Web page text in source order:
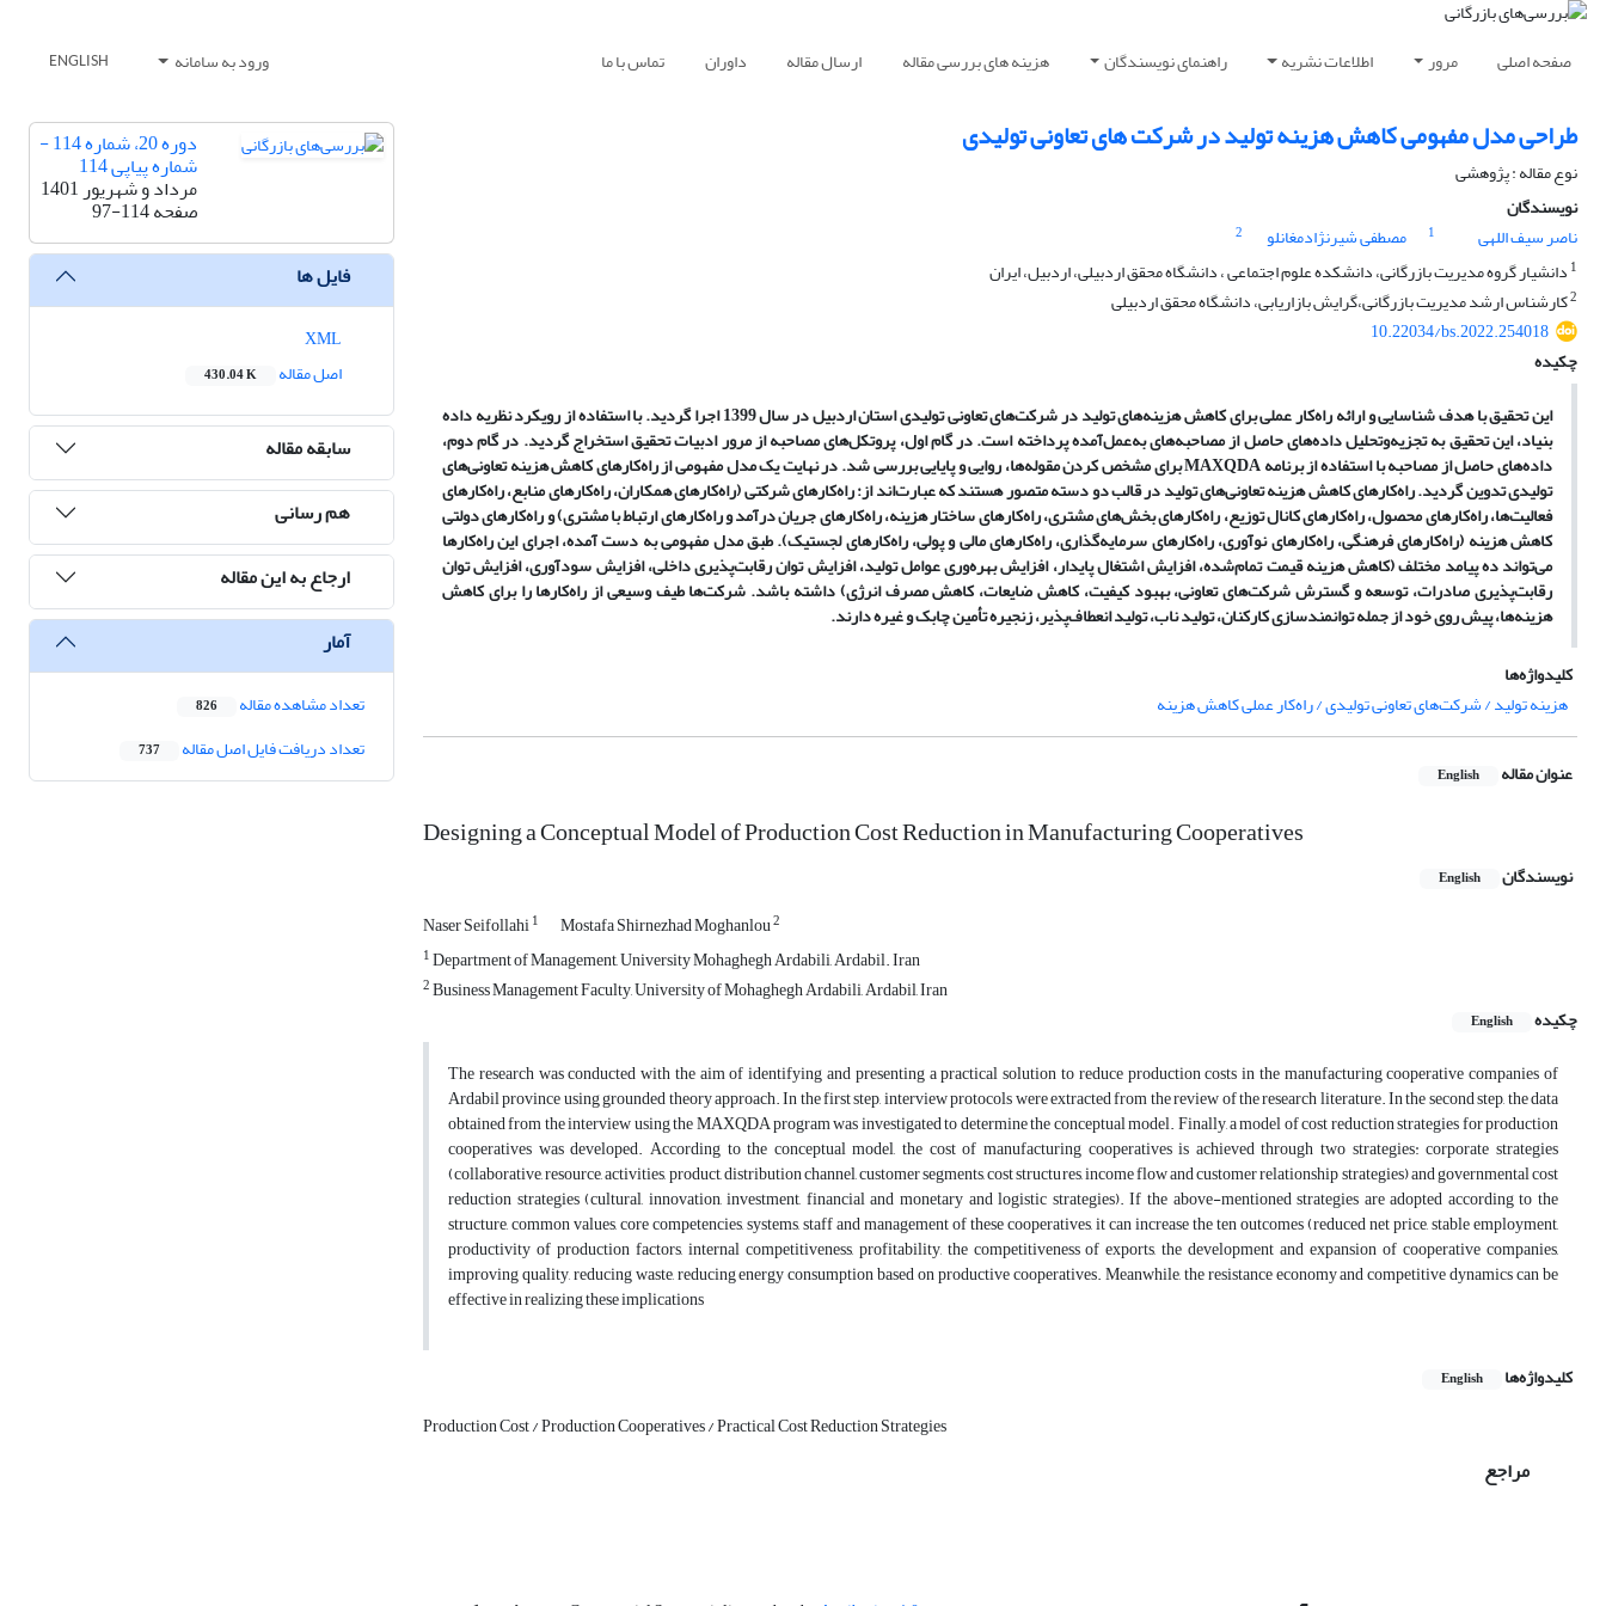
صفحه اصلی مرور اطلاعات نشریه راهنمای نویسندگان هزینه های بررسی مقاله ارسال مقاله داوران تماس با ما ورود به سامانه ENGLISH
طراحی مدل مفهومی کاهش هزینه تولید در شرکت های تعاونی تولیدی
نوع مقاله : پژوهشی
نویسندگان
ناصر سیف اللهی
1 مصطفی شیرنژادمغانلو
2
1 دانشیار گروه مدیریت بازرگانی، دانشکده علوم اجتماعی ، دانشگاه محقق اردبیلی، اردبیل، ایران
2کارشناس ارشد مدیریت بازرگانی،گرایش بازاریابی، دانشگاه محقق اردبیلی
10.22034/bs.2022.254018
چکیده
این تحقیق با هدف شناسایی و ارائه راه‌کار عملی برای کاهش هزینه‌‌های تولید در شرکت‌‌های تعاونی تولیدی استان اردبیل در سال 1399 اجرا گردید. با استفاده از رویکرد نظریه داده
بنیاد، این تحقیق به تجزیه‌وتحلیل داده‌‌های حاصل از مصاحبه‌‌های به‌عمل‌آمده پرداخته است. در گام اول، پروتکل‌‌های مصاحبه از مرور ادبیات تحقیق استخراج گردید. در گام دوم،
داده‌‌های حاصل از مصاحبه با استفاده از برنامه MAXQDA برای مشخص کردن مقوله‌‌ها، روایی و پایایی بررسی شد. در نهایت یک مدل مفهومی از راه‌کارهای کاهش هزینه تعاونی‌‌های
تولیدی تدوین گردید. راه‌کارهای کاهش هزینه‌‌ تعاونی‌‌های تولید در قالب دو دسته متصور هستند که عبارت‌اند از: راه‌کارهای شرکتی (راه‌کارهای همکاران، راه‌کارهای منابع، راه‌کارهای
فعالیت‌‌ها، راه‌کارهای محصول، راه‌کارهای کانال توزیع، راه‌کارهای بخش‌‌های مشتری، راه‌کارهای ساختار هزینه، راه‌کارهای جریان درآمد و راه‌کارهای ارتباط با مشتری) و راه‌کارهای دولتی
کاهش هزینه (راه‌کارهای فرهنگی، راه‌کارهای نوآوری، راه‌کارهای سرمایه‌‌گذاری، راه‌کارهای مالی و پولی، راه‌کارهای لجستیک). طبق مدل مفهومی به دست ‌آمده، اجرای این راه‌کارها
می‌تواند ده پیامد مختلف (کاهش هزینه قیمت تمام‌‌شده، افزایش اشتغال پایدار، افزایش بهره‌‌وری عوامل تولید، افزایش توان رقابت‌‌پذیری داخلی، افزایش سودآوری، افزایش توان
رقابت‌‌پذیری صادرات، توسعه و گسترش شرکت‌های تعاونی، بهبود کیفیت، کاهش ضایعات، کاهش مصرف انرژی) داشته باشد. شرکت‌‌ها طیف وسیعی از راه‌کارها را برای کاهش
هزینه‌‌ها، پیش روی خود از جمله توانمندسازی کارکنان، تولید ناب، تولید انعطاف‌‌پذیر، زنجیره‌ تأمین چابک و غیره دارند.
کلیدواژه‌ها
هزینه تولید / شرکت‌های تعاونی تولیدی / راه‌کار عملی کاهش هزینه
عنوان مقاله English
Designing a Conceptual Model of Production Cost Reduction in Manufacturing Cooperatives
نویسندگان English
Naser Seifollahi1 Mostafa Shirnezhad Moghanlou2
1Department of Management, University Mohaghegh Ardabili, Ardabil. Iran
2Business Management Faculty, University of Mohaghegh Ardabili, Ardabil, Iran
چکیده
English
The research was conducted with the aim of identifying and presenting a practical solution to reduce production costs in the manufacturing cooperative companies of
Ardabil province using grounded theory approach. In the first step, interview protocols were extracted from the review of the research literature. In the second step, the data
obtained from the interview using the MAXQDA program was investigated to determine the conceptual model. Finally, a model of cost reduction strategies for production
cooperatives was developed. According to the conceptual model, the cost of manufacturing cooperatives is achieved through two strategies: corporate strategies
(collaborative, resource, activities, product, distribution channel, customer segments, cost structures, income flow and customer relationship strategies) and governmental cost
reduction strategies (cultural, innovation, investment, financial and monetary and logistic strategies). If the above-mentioned strategies are adopted according to the
structure, common values, core competencies, systems, staff and management of these cooperatives, it can increase the ten outcomes (reduced net price, stable employment,
productivity of production factors, internal competitiveness, profitability, the competitiveness of exports, the development and expansion of cooperative companies,
improving quality, reducing waste, reducing energy consumption based on productive cooperatives. Meanwhile, the resistance economy and competitive dynamics can be
effective in realizing these implications
کلیدواژه‌ها English
Production Cost / Production Cooperatives / Practical Cost Reduction Strategies
مراجع
دوره 20، شماره 114 -
شماره پیاپی 114
مرداد و شهریور 1401
صفحه97-114
فایل ها
اصل مقاله
430.04 K
سابقه مقاله
هم رسانی
ارجاع به این مقاله
آمار
تعداد مشاهده مقاله 826
تعداد دریافت فایل اصل مقاله 737